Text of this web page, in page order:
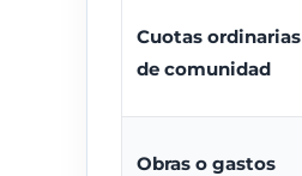
Cuotas ordinarias
de comunidad
Obras o gastos